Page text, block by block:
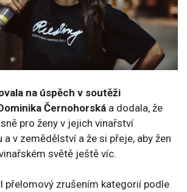
na úspěch v soutěži
Černohorská a dodala, že
pro ženy v jejich vinařství
a v zemědělství a že si přeje, aby žen
světě ještě víc.
přelomový zrušením kategorií podle